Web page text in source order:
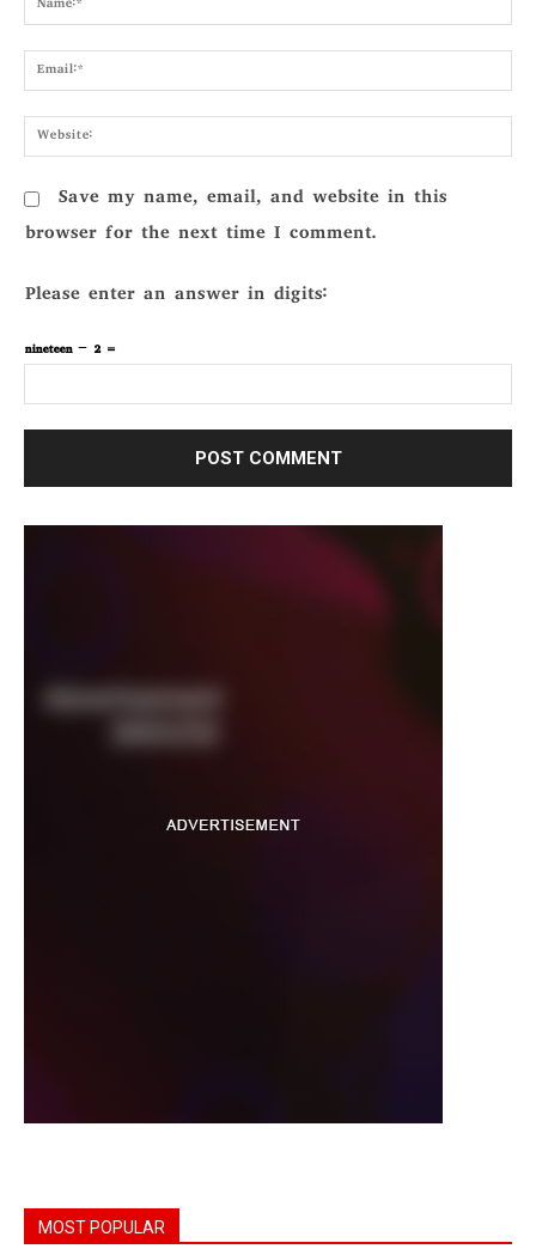
Save my name, email, and website in this
browser for the next time I comment.
Please enter an answer in digits:
nineteen − 2 =
MOST POPULAR